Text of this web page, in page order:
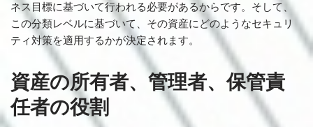
ネス目標に基づいて行われる必要があるからです。そして、
この分類レベルに基づいて、その資産にどのようなセキュリ
ティ対策を適用するかが決定されます。
資産の所有者、管理者、保管責
任者の役割